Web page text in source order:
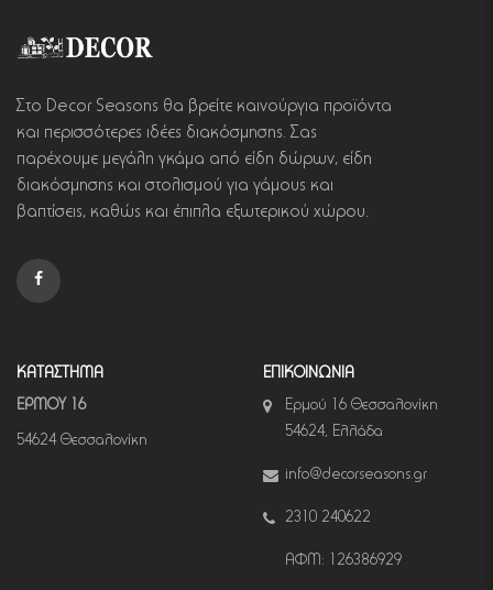
Στο Decor Seasons θα βρείτε καινούργια προϊόντα
και περισσότερες ιδέες διακόσμησης. Σας
παρέχουμε μεγάλη γκάμα από είδη δώρων, είδη
διακόσμησης και στολισμού για γάμους και
βαπτίσεις, καθώς και έπιπλα εξωτερικού χώρου.
ΚΑΤΑΣΤΗΜΑ
ΕΡΜΟΥ 16
54624 Θεσσαλονίκη
ΕΠΙΚΟΙΝΩΝΙΑ
Ερμού 16 Θεσσαλονίκη
54624, Ελλάδα
info@decorseasons.gr
2310 240622
ΑΦΜ: 126386929